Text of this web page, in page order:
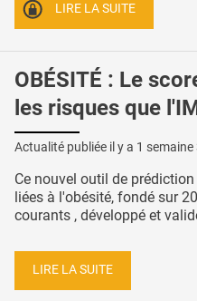
LIRE LA SUITE
OBÉSITÉ : Le
les risques que
Actualité publiée il y a 1 semaine
Ce nouvel outil de
liées à l'obésité, fondé sur
courants , développé et
LIRE LA SUITE